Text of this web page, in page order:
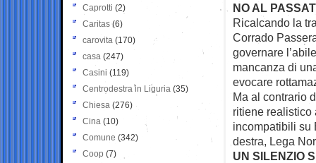
NO AL
Ricalcando la
Corrado
governare
mancanza di
evocare
Ma al contrario
ritiene
incompatibili su
destra, Lega
UN SILENZIO
Caprotti (2)
Caritas (6)
carovita (170)
casa (247)
Casini (119)
Centrodestra in Liguria (35)
Chiesa (276)
Cina (10)
Comune (342)
Coop (7)